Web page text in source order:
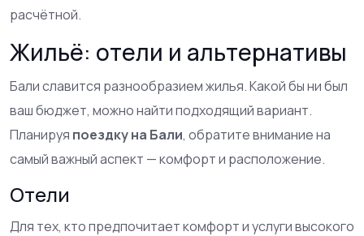
расчётной.
Жильё: отели и альтернативы
Бали славится разнообразием жилья. Какой бы ни был
ваш бюджет, можно найти подходящий вариант.
Планируя поездку на Бали, обратите внимание на
самый важный аспект — комфорт и расположение.
Отели
Для тех, кто предпочитает комфорт и услуги высокого